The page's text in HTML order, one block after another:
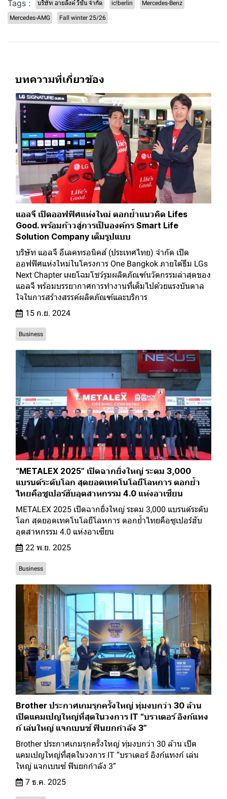
Tags : บริษัท อายลิ้งค์ วิชั่น จำกัด ic!berlin Mercedes-Benz
Mercedes-AMG Fall winter 25/26
บทความที่เกี่ยวข้อง
แอลจี เปิดออฟฟิศแห่งใหม่ ตอกย้ำแนวคิด Lifes
Good. พร้อมก้าวสู่การเป็นองค์กร Smart Life
Solution Company เต็มรูปแบบ
บริษัท แอลจี อีเลคทรอนิคส์ (ประเทศไทย) จำกัด เปิด
ออฟฟิศแห่งใหม่ในโครงการ One Bangkok ภายใต้ธีม LGs
Next Chapter เผยโฉมโชว์รูมผลิตภัณฑ์นวัตกรรมล่าสุดของ
แอลจี พร้อมบรรยากาศการทำงานที่เต็มไปด้วยแรงบันดาล
ใจในการสร้างสรรค์ผลิตภัณฑ์และบริการ
15 ก.ย. 2024
Business
“METALEX 2025” เปิดฉากยิ่งใหญ่ ระดม 3,000
แบรนด์ระดับโลก สุดยอดเทคโนโลยีโลหการ ตอกย้ำ
ไทยคือซูเปอร์ฮับอุตสาหกรรม 4.0 แห่งอาเซียน
METALEX 2025 เปิดฉากยิ่งใหญ่ ระดม 3,000 แบรนด์ระดับ
โลก สุดยอดเทคโนโลยีโลหการ ตอกย้ำไทยคือซูเปอร์ฮับ
อุตสาหกรรม 4.0 แห่งอาเซียน
22 พ.ย. 2025
Business
Brother ประกาศเกมรุกครั้งใหญ่ ทุ่มงบกว่า 30 ล้าน
เปิดแคมเปญใหญ่ที่สุดในวงการ IT “บราเดอร์ อิงก์แทง
ก์ เล่นใหญ่ แจกเบนซ์ ฟินยกกำลัง 3”
Brother ประกาศเกมรุกครั้งใหญ่ ทุ่มงบกว่า 30 ล้าน เปิด
แคมเปญใหญ่ที่สุดในวงการ IT “บราเดอร์ อิงก์แทงก์ เล่น
ใหญ่ แจกเบนซ์ ฟินยกกำลัง 3”
7 ธ.ค. 2025